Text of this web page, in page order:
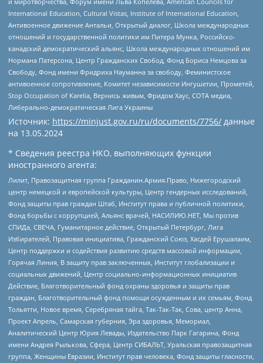
International Education, Cultural Vistas, Institute of International Education,
Антивоенное движение Антальи, Открытый диалог, Школа международных
отношений и государственной политики им Питера Мунка, Российско-
канадский демократический альянс, Школа международных отношений им
Нормана Патерсона, Центр Гражданских Свобод, Фонд Бориса Немцова за
Свободу, Фонд имени Фридриха Науманна за свободу, Феминистское
антивоенное сопротивление, Комитет независимости Ингушетии, Прометей,
Stop Occupation of Karelia, Вернись живым, Фридом Хаус, СОТА медиа,
Либерально-демократическая Лига Украины
Источник: https://minjust.gov.ru/ru/documents/7756/ данные
на 13.05.2024
* Сведения реестра НКО, выполняющих функции
иностранного агента:
Лилит, Правозащитная группа Гражданин.Армия.Право, Нижегородский
центр немецкой и европейской культуры, Центр гендерных исследований,
Фонд защиты прав граждан Штаб, Институт права и публичной политики,
Фонд борьбы с коррупцией, Альянс врачей, НАСИЛИЮ.НЕТ, Мы против
СПИДа, СВЕЧА, Гуманитарное действие, Открытый Петербург, Лига
Избирателей, Правовая инициатива, Гражданский Союз, Хасдей Ерушалаим,
Центр поддержки и содействия развитию средств массовой информации,
Горячая Линия, В защиту прав заключенных, Институт глобализации и
социальных движений, Центр социально-информационных инициатив
Действие, Благотворительный фонд охраны здоровья и защиты прав
граждан, Благотворительный фонд помощи осужденным и их семьям, Фонд
Тольятти, Новое время, Серебряная тайга, Так-Так-Так, Сова, центр Анна,
Проект Апрель, Самарская губерния, Эра здоровья, Мемориал,
Аналитический Центр Юрия Левады, Издательство Парк Гагарина, Фонд
имени Андрея Рылькова, Сфера, Центр СИБАЛЬТ, Уральская правозащитная
группа, Женщины Евразии, Институт прав человека, Фонд защиты гласности,